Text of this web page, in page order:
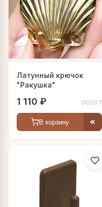
Латунный крючок
"Ракушка"
1 110 ₽ 00097
В корзину